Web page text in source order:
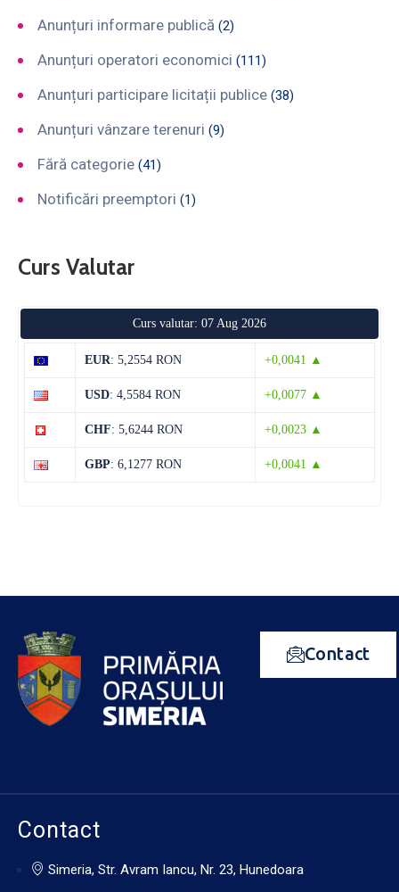
Anunțuri informare publică (2)
Anunțuri operatori economici (111)
Anunțuri participare licitații publice (38)
Anunțuri vânzare terenuri (9)
Fără categorie (41)
Notificări preemptori (1)
Curs Valutar
Curs valutar: 07 Aug 2026
EUR: 5,2554 RON +0,0041 ▲
USD: 4,5584 RON +0,0077 ▲
CHF: 5,6244 RON +0,0023 ▲
GBP: 6,1277 RON +0,0041 ▲
Contact
Contact
Simeria, Str. Avram Iancu, Nr. 23, Hunedoara